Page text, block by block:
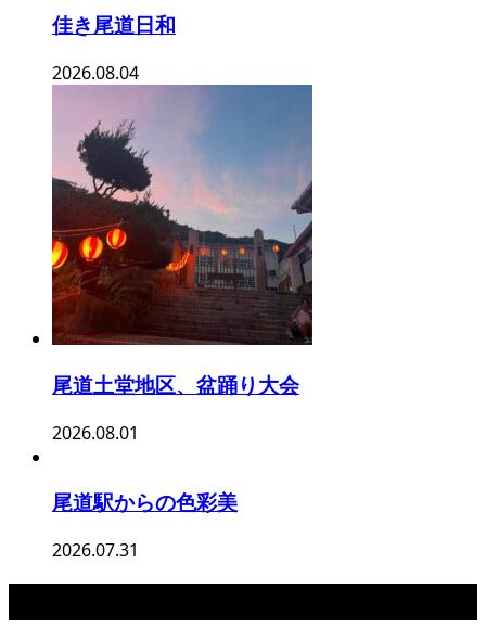
佳き尾道日和
2026.08.04
尾道土堂地区、盆踊り大会
2026.08.01
尾道駅からの色彩美
2026.07.31